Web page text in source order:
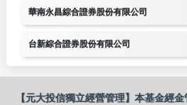
華南永昌綜合證券股份有限公司
台新綜合證券股份有限公司
【元大投信獨立經營管理】本基金經